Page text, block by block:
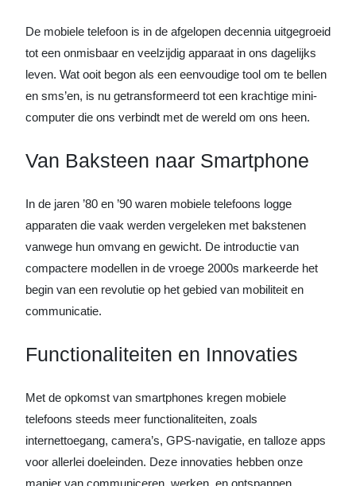
De mobiele telefoon is in de afgelopen decennia uitgegroeid
tot een onmisbaar en veelzijdig apparaat in ons dagelijks
leven. Wat ooit begon als een eenvoudige tool om te bellen
en sms’en, is nu getransformeerd tot een krachtige mini-
computer die ons verbindt met de wereld om ons heen.
Van Baksteen naar Smartphone
In de jaren ’80 en ’90 waren mobiele telefoons logge
apparaten die vaak werden vergeleken met bakstenen
vanwege hun omvang en gewicht. De introductie van
compactere modellen in de vroege 2000s markeerde het
begin van een revolutie op het gebied van mobiliteit en
communicatie.
Functionaliteiten en Innovaties
Met de opkomst van smartphones kregen mobiele
telefoons steeds meer functionaliteiten, zoals
internettoegang, camera’s, GPS-navigatie, en talloze apps
voor allerlei doeleinden. Deze innovaties hebben onze
manier van communiceren, werken, en ontspannen